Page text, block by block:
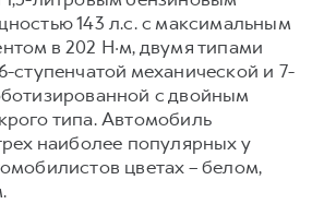
143 л.с. с максимальным
в 202 Н·м, двумя типами
ступенчатой механической и 7-
с двойным
типа. Автомобиль
наиболее популярных у
цветах – белом,